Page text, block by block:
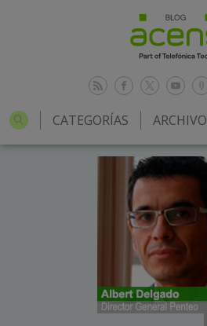
CATEGORÍAS ARCHIVO